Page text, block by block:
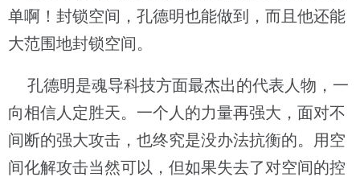
单啊！封锁空间，孔德明也能做到，而且他还能
大范围地封锁空间。
孔德明是魂导科技方面最杰出的代表人物，一
向相信人定胜天。一个人的力量再强大，面对不
间断的强大攻击，也终究是没办法抗衡的。用空
间化解攻击当然可以，但如果失去了对空间的控